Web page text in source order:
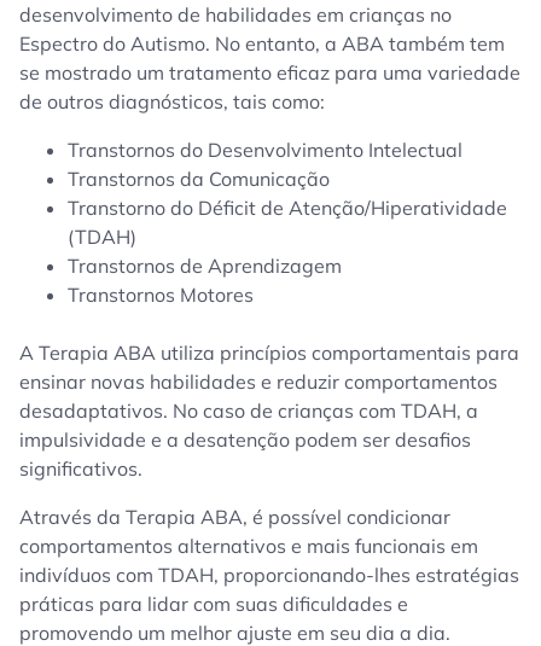
desenvolvimento de habilidades em crianças no
Espectro do Autismo. No entanto, a ABA também tem
se mostrado um tratamento eficaz para uma variedade
de outros diagnósticos, tais como:
Transtornos do Desenvolvimento Intelectual
Transtornos da Comunicação
Transtorno do Déficit de Atenção/Hiperatividade
(TDAH)
Transtornos de Aprendizagem
Transtornos Motores
A Terapia ABA utiliza princípios comportamentais para
ensinar novas habilidades e reduzir comportamentos
desadaptativos. No caso de crianças com TDAH, a
impulsividade e a desatenção podem ser desafios
significativos.
Através da Terapia ABA, é possível condicionar
comportamentos alternativos e mais funcionais em
indivíduos com TDAH, proporcionando-lhes estratégias
práticas para lidar com suas dificuldades e
promovendo um melhor ajuste em seu dia a dia.